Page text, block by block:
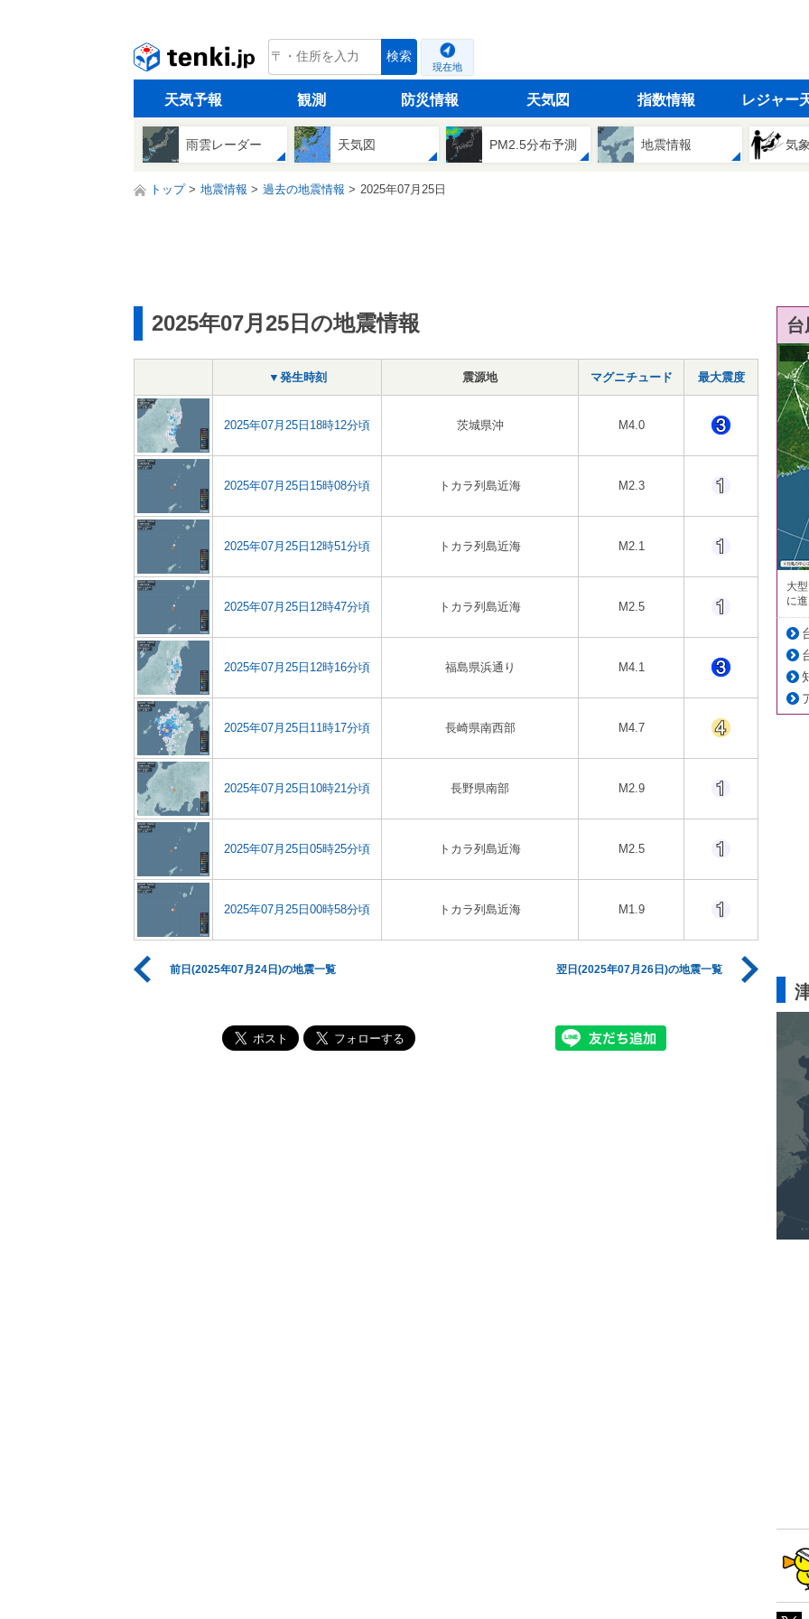
tenki.jp 検索
現在地
天気予報 観測 防災情報 天気図 指数情報 レジャー
雨雲レーダー 天気図 PM2.5分布予測 地震情報 気
トップ 地震情報 過去の地震情報 2025年07月25日
2025年07月25日の地震情報
▼発生時刻 震源地 マグニチュード 最大震度
2025年07月25日18時12分頃 茨城県沖 M4.0
2025年07月25日15時08分頃 トカラ列島近海 M2.3
2025年07月25日12時51分頃 トカラ列島近海 M2.1
2025年07月25日12時47分頃 トカラ列島近海 M2.5
2025年07月25日12時16分頃 福島県浜通り M4.1
2025年07月25日11時17分頃 長崎県南西部 M4.7
2025年07月25日10時21分頃 長野県南部 M2.9
2025年07月25日05時25分頃 トカラ列島近海 M2.5
2025年07月25日00時58分頃 トカラ列島近海 M1.9
前日(2025年07月24日)の地震一覧 翌日(2025年07月26日)の地震一覧
大
に